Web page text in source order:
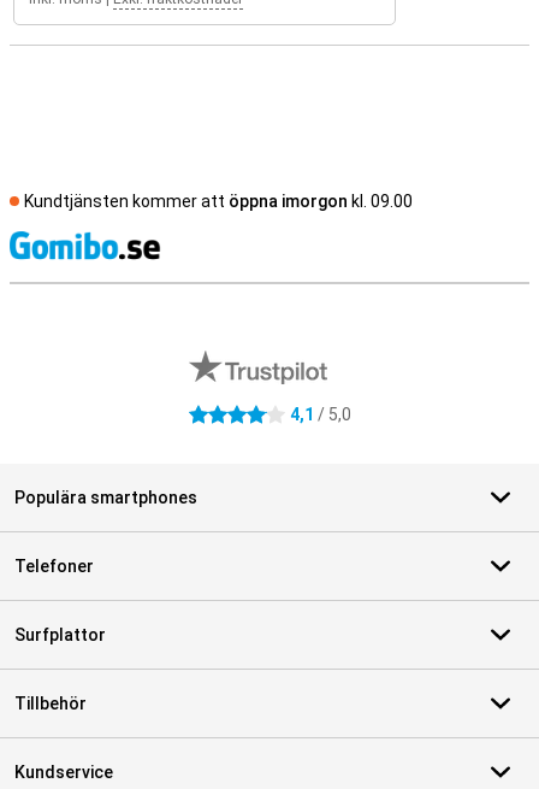
Kundtjänsten kommer att öppna imorgon kl. 09.00
4.1 stjärnor 4,1 / 5,0
Populära smartphones
Telefoner
Surfplattor
Tillbehör
Kundservice